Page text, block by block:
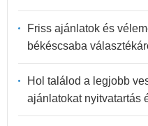
Friss ajánlatok és
békéscsaba
Hol találod a legjobb
ajánlatokat nyitvatartás